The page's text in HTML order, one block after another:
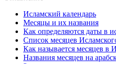
Исламский календарь
Месяцы и их названия
Как определяются даты в
Список месяцев
Как называется месяцев в
Названия месяцев на